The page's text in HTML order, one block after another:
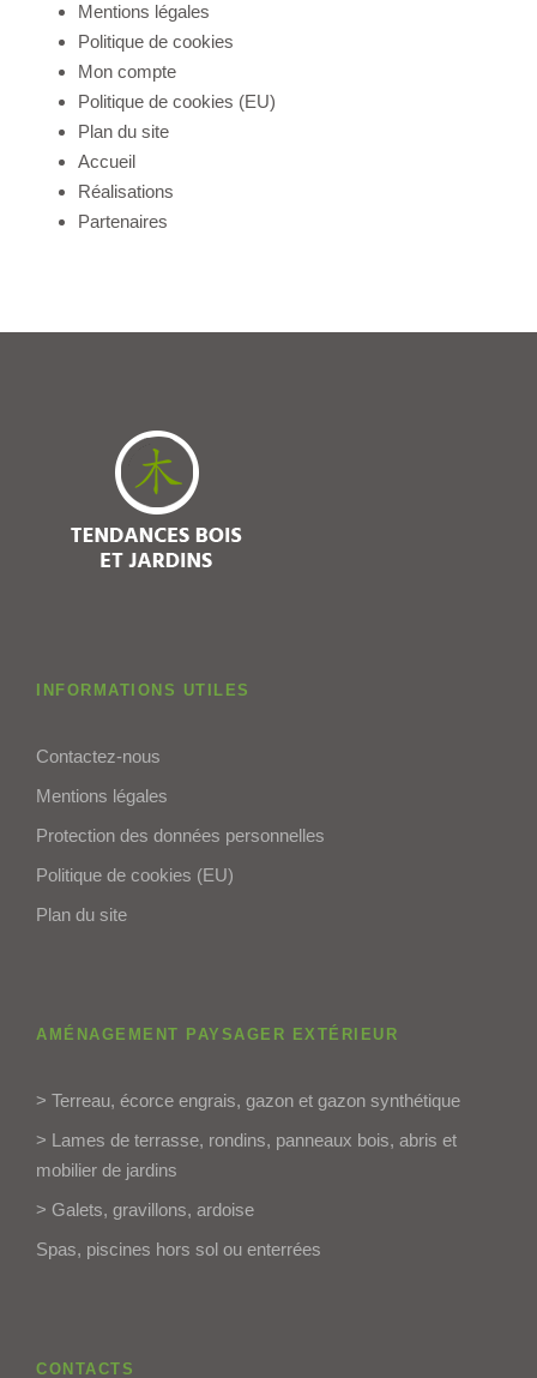
Mentions légales
Politique de cookies
Mon compte
Politique de cookies (EU)
Plan du site
Accueil
Réalisations
Partenaires
INFORMATIONS UTILES
Contactez-nous
Mentions légales
Protection des données personnelles
Politique de cookies (EU)
Plan du site
AMÉNAGEMENT PAYSAGER EXTÉRIEUR
> Terreau, écorce engrais, gazon et gazon synthétique
> Lames de terrasse, rondins, panneaux bois, abris et
mobilier de jardins
> Galets, gravillons, ardoise
Spas, piscines hors sol ou enterrées
CONTACTS